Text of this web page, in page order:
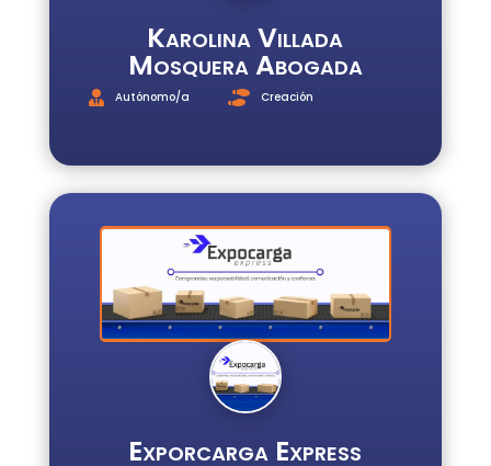
Karolina Villada
Mosquera Abogada
Autónomo/a Creación
Exporcarga Express